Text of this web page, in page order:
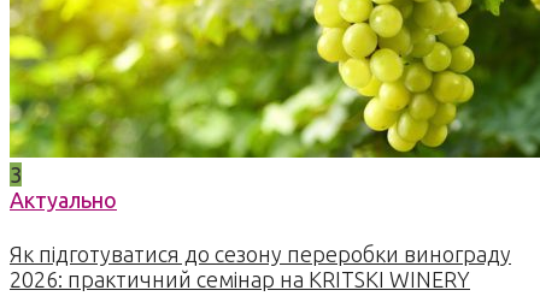
3
Актуально
Як підготуватися до сезону переробки винограду
2026: практичний семінар на KRITSKI WINERY